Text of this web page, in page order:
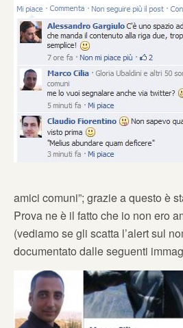
amici comuni”; grazie a questo è
Prova ne è il fatto che io non ero
(vediamo se gli scatta l’alert sul
documentato dalle seguenti